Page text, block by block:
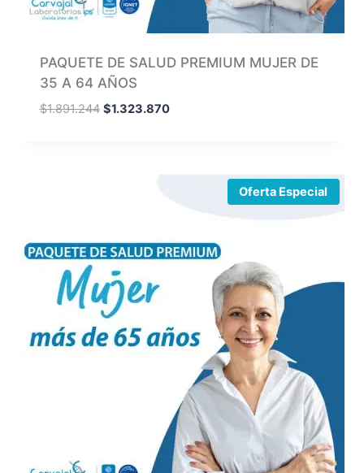
PAQUETE DE SALUD PREMIUM MUJER DE
35 A 64 AÑOS
$1.891.244 $1.323.870
Oferta Especial